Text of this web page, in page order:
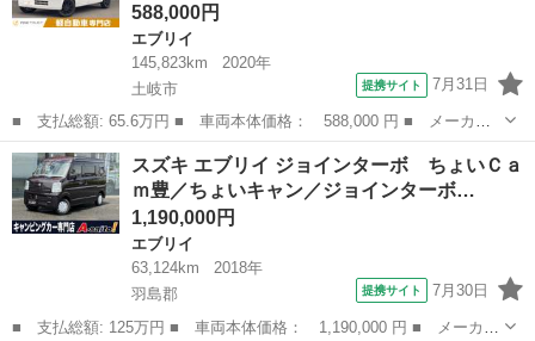
588,000円
エブリイ
145,823km
2020年
土岐市
提携サイト 7月31日
■ 支払総額: 65.6万円 ■ 車両本体価格： 588,000 円 ■ メーカー
名： スズキ ■ 車種名： エブリイ ■ グレード名： ジョインタ
ーボ ６ヶ月走行距離無制限保証付 衝突軽減ブレーキ ハイルー
フ メモリーナ...
岐阜 土岐市 エブリイ
スズキ エブリイ ジョインターボ ちょいＣａ
ｍ豊／ちょいキャン／ジョインターボ…
1,190,000円
エブリイ
63,124km
2018年
羽島郡
提携サイト 7月30日
■ 支払総額: 125万円 ■ 車両本体価格： 1,190,000 円 ■ メーカー